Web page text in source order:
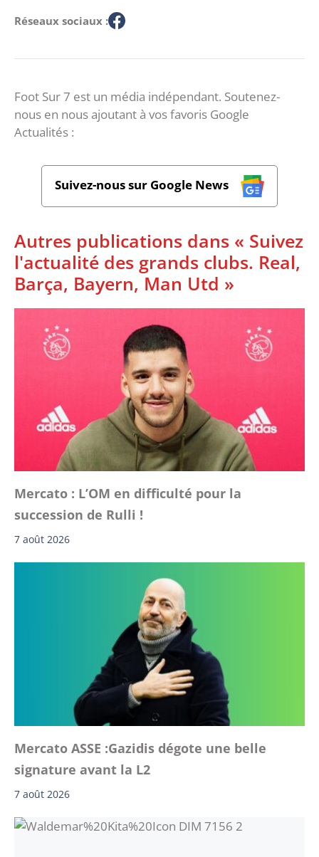
Réseaux sociaux :
Foot Sur 7 est un média indépendant. Soutenez-
nous en nous ajoutant à vos favoris Google
Actualités :
Suivez-nous sur Google News
Autres publications dans « Suivez
l'actualité des grands clubs. Real,
Barça, Bayern, Man Utd »
Mercato : L’OM en difficulté pour la
succession de Rulli !
7 août 2026
Mercato ASSE :Gazidis dégote une belle
signature avant la L2
7 août 2026